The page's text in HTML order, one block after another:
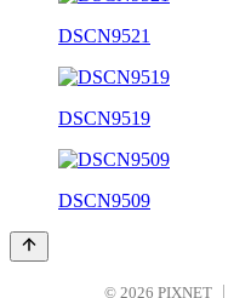
DSCN9521
DSCN9519
DSCN9509
© 2026 PIXNET